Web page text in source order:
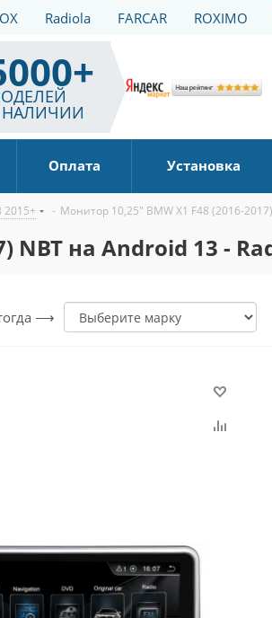
Radiola FARCAR ROXIMO
НАЛИЧИИ
Оплата Установка
2015+ - Монитор 10,25" BMW X1 F48 (2016-
NBT на Android 13 -
⟶